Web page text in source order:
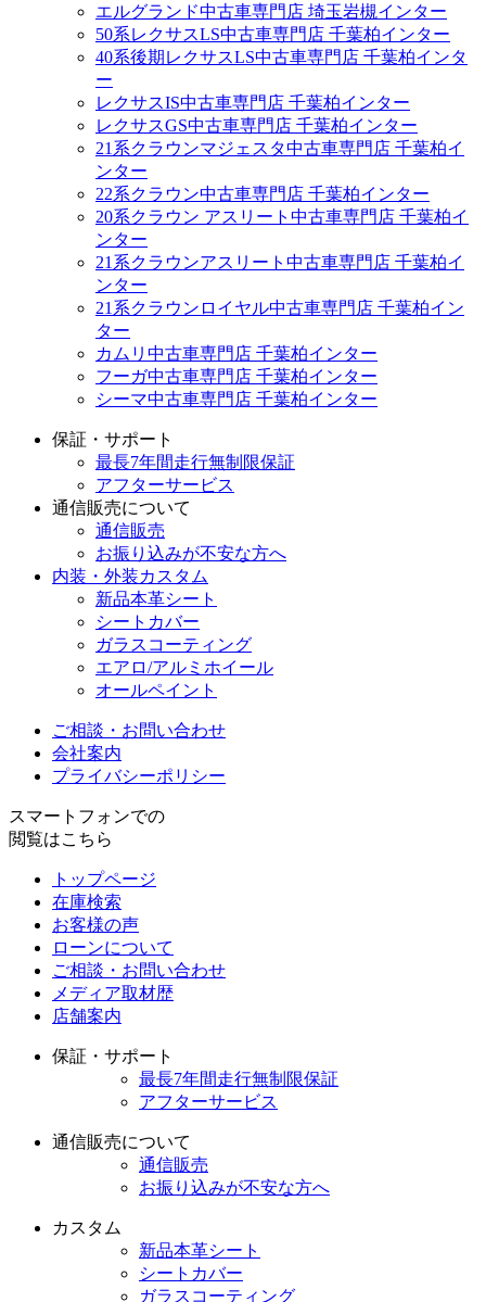
エルグランド中古車専門店 埼玉岩槻インター
50系レクサスLS中古車専門店 千葉柏インター
40系後期レクサスLS中古車専門店 千葉柏インタ
ー
レクサスIS中古車専門店 千葉柏インター
レクサスGS中古車専門店 千葉柏インター
21系クラウンマジェスタ中古車専門店 千葉柏イ
ンター
22系クラウン中古車専門店 千葉柏インター
20系クラウン アスリート中古車専門店 千葉柏イ
ンター
21系クラウンアスリート中古車専門店 千葉柏イ
ンター
21系クラウンロイヤル中古車専門店 千葉柏イン
ター
カムリ中古車専門店 千葉柏インター
フーガ中古車専門店 千葉柏インター
シーマ中古車専門店 千葉柏インター
保証・サポート
最長7年間走行無制限保証
アフターサービス
通信販売について
通信販売
お振り込みが不安な方へ
内装・外装カスタム
新品本革シート
シートカバー
ガラスコーティング
エアロ/アルミホイール
オールペイント
ご相談・お問い合わせ
会社案内
プライバシーポリシー
スマートフォンでの
閲覧はこちら
トップページ
在庫検索
お客様の声
ローンについて
ご相談・お問い合わせ
メディア取材歴
店舗案内
保証・サポート
最長7年間走行無制限保証
アフターサービス
通信販売について
通信販売
お振り込みが不安な方へ
カスタム
新品本革シート
シートカバー
ガラスコーティング